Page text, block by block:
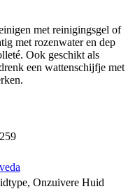
met reinigingsgel of
met rozenwater en dep
Ook geschikt als
een wattenschijfje met
Onzuivere Huid